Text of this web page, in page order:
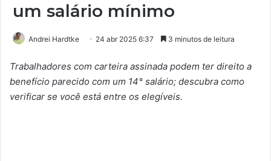
um salário mínimo
Andrei Hardtke 24 abr 2025 6:37 3 minutos de leitura
Trabalhadores com carteira assinada podem ter direito a
benefício parecido com um 14° salário; descubra como
verificar se você está entre os elegíveis.